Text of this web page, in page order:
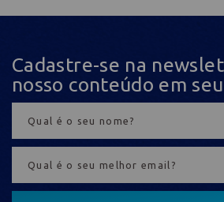
Cadastre-se na
nosso conteúdo em